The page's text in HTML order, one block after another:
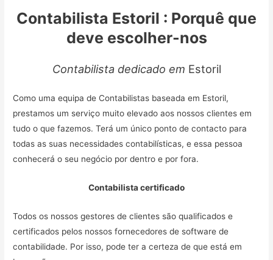
Contabilista Estoril : Porquê que
deve escolher-nos
Contabilista dedicado em Estoril
Como uma equipa de Contabilistas baseada em Estoril,
prestamos um serviço muito elevado aos nossos clientes em
tudo o que fazemos. Terá um único ponto de contacto para
todas as suas necessidades contabilísticas, e essa pessoa
conhecerá o seu negócio por dentro e por fora.
Contabilista certificado
Todos os nossos gestores de clientes são qualificados e
certificados pelos nossos fornecedores de software de
contabilidade. Por isso, pode ter a certeza de que está em